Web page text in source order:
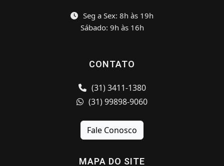
Seg a Sex: 8h às 19h
Sábado: 9h às 16h
CONTATO
(31) 3411-1380
(31) 99898-9060
Fale Conosco
MAPA DO SITE